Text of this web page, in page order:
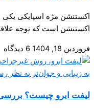
اکستنشن مژه اسپایکی
اکستنشن است که توجه
فروردین 18, 1404 6 دیدگاه
لیفت ابرو چیست؟